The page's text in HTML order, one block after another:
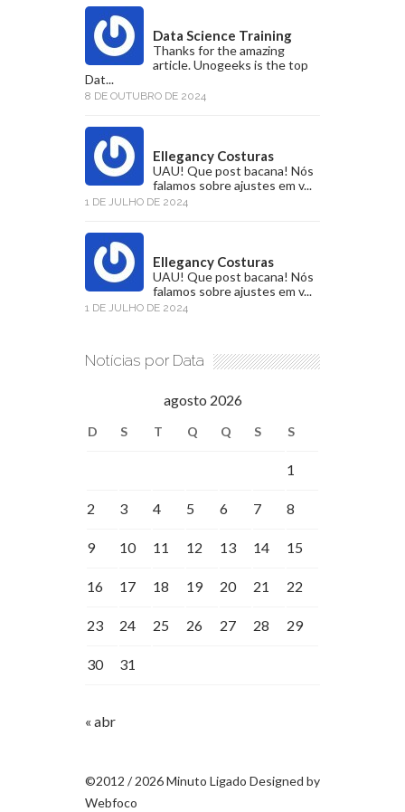
Data Science Training
Thanks for the amazing
article. Unogeeks is the top
Dat...
8 DE OUTUBRO DE 2024
Ellegancy Costuras
UAU! Que post bacana! Nós
falamos sobre ajustes em v...
1 DE JULHO DE 2024
Ellegancy Costuras
UAU! Que post bacana! Nós
falamos sobre ajustes em v...
1 DE JULHO DE 2024
Notícias por Data
agosto 2026
D S T Q Q S S
1
2 3 4 5 6 7 8
9 10 11 12 13 14 15
16 17 18 19 20 21 22
23 24 25 26 27 28 29
30 31
« abr
©2012 / 2026 Minuto Ligado Designed by
Webfoco